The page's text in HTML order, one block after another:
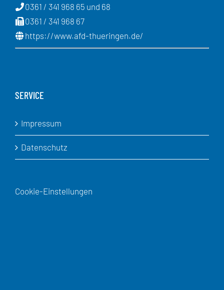
0361 / 341 968 65 und 68
0361 / 341 968 67
https://www.afd-thueringen.de/
SERVICE
Impressum
Datenschutz
Cookie-Einstellungen